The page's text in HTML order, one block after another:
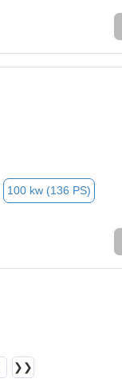
100 kw (136 PS)
❯❯